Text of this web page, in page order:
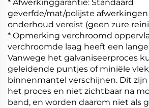
* Afwerkinggarantie: Standaard
geverfde/mat/polijste afwerkingen
onderhoud vereist (geen zure
* Opmerking verchroomd
verchroomde laag heeft een
Vanwege het galvaniseerproces
geleidende puntjes of miniële
binnenmantel verschijnen. Dit
het proces en niet zichtbaar na
band, en worden daarom niet als